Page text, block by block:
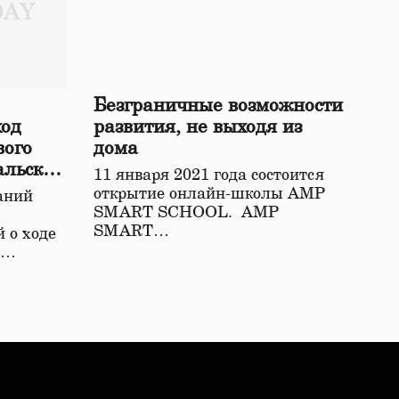
о ходе
Безграничные возможности
развития, не выходя из
дома
11 января 2021 года состоится
открытие онлайн-школы АМР
SMART SCHOOL. АМР
SMART…